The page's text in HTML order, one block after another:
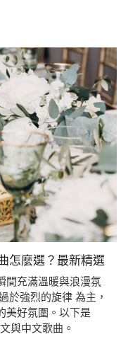
怎麼選？最新精選
間充滿溫暖與浪漫氛
於強烈的旋律 為主，
美好氛圍。以下是
與中文歌曲。